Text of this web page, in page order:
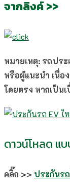
จากลิงค์ >>
หมายเหตุ: รถประ
หรือผู้แนะนำ เนื่อ
โดยตรง หากเป็น
ดาวน์โหลด แ
คลิ๊ก >> ประกันร